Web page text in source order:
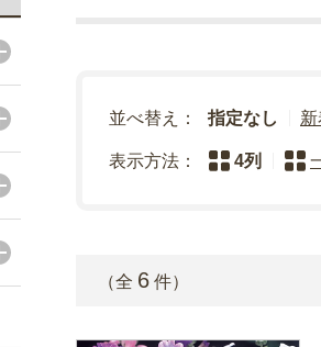
並べ替え： 指定なし
表示方法： 4列
（全 6 件）